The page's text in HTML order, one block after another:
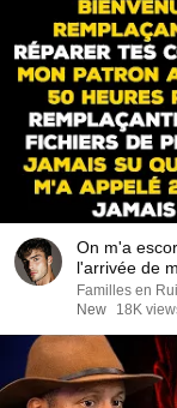
On m'a
l'arrivée de
Familles en
New
18K